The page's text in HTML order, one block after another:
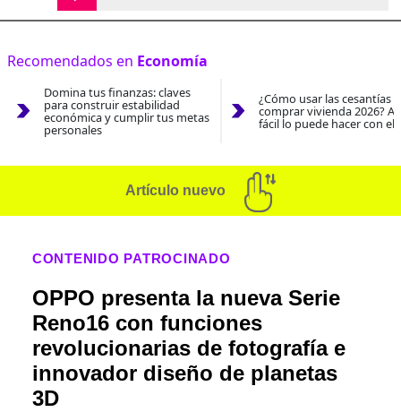
Recomendados en Economía
Domina tus finanzas: claves
para construir estabilidad
económica y cumplir tus metas
personales
¿Cómo usar las cesantías
comprar vivienda 2026?
fácil lo puede hacer con el
Artículo nuevo
CONTENIDO PATROCINADO
OPPO presenta la nueva Serie
Reno16 con funciones
revolucionarias de fotografía e
innovador diseño de planetas
3D